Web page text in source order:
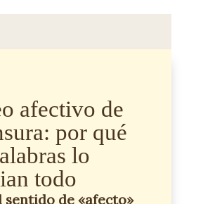
afectivo de
por qué
lo
todo
sentido de «afecto»